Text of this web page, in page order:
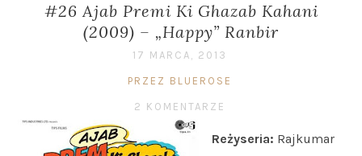
#26 Ajab Premi Ki Ghazab Kahani
(2009) – „Happy” Ranbir
17 MARCA, 2013
PRZEZ BLUEROSE
2 KOMENTARZE
Reżyseria: Rajkumar